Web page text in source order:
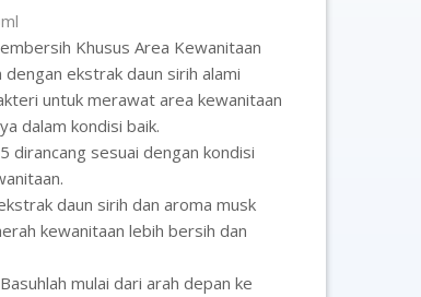
Khusus Area Kewanitaan
dengan ekstrak daun sirih alami
untuk merawat area kewanitaan
dalam kondisi baik.
dirancang sesuai dengan kondisi
daun sirih dan aroma musk
kewanitaan lebih bersih dan
Basuhlah mulai dari arah depan ke